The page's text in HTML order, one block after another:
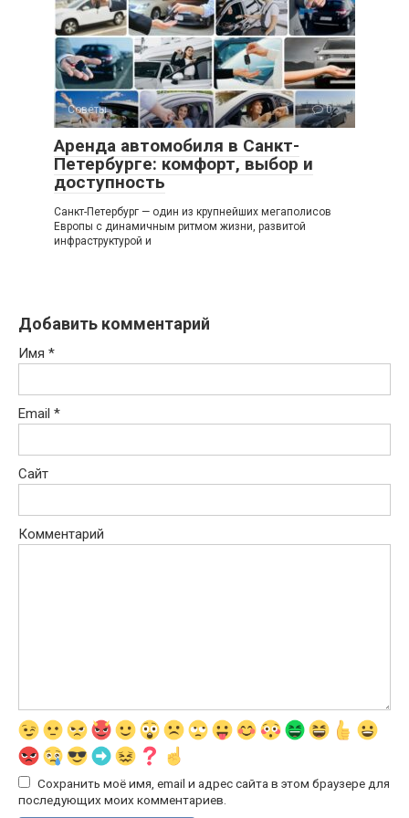
Советы 0
Аренда автомобиля в Санкт-
Петербурге: комфорт, выбор и
доступность
Санкт-Петербург — один из крупнейших мегаполисов
Европы с динамичным ритмом жизни, развитой
инфраструктурой и
Добавить комментарий
Имя *
Email *
Сайт
Комментарий
Сохранить моё имя, email и адрес сайта в этом браузере для
последующих моих комментариев.